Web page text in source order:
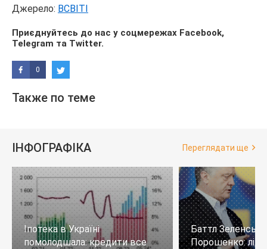
Джерело: ВСВІТІ
Приєднуйтесь до нас у соцмережах Facebook,
Telegram та Twitter.
0
Также по теме
ІНФОГРАФІКА Переглядати ще
Іпотека в Україні
помолодшала: кредити все
Баттл
Порошенко: